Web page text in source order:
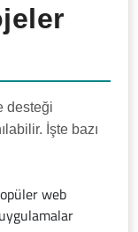
desteği
İşte bazı
web